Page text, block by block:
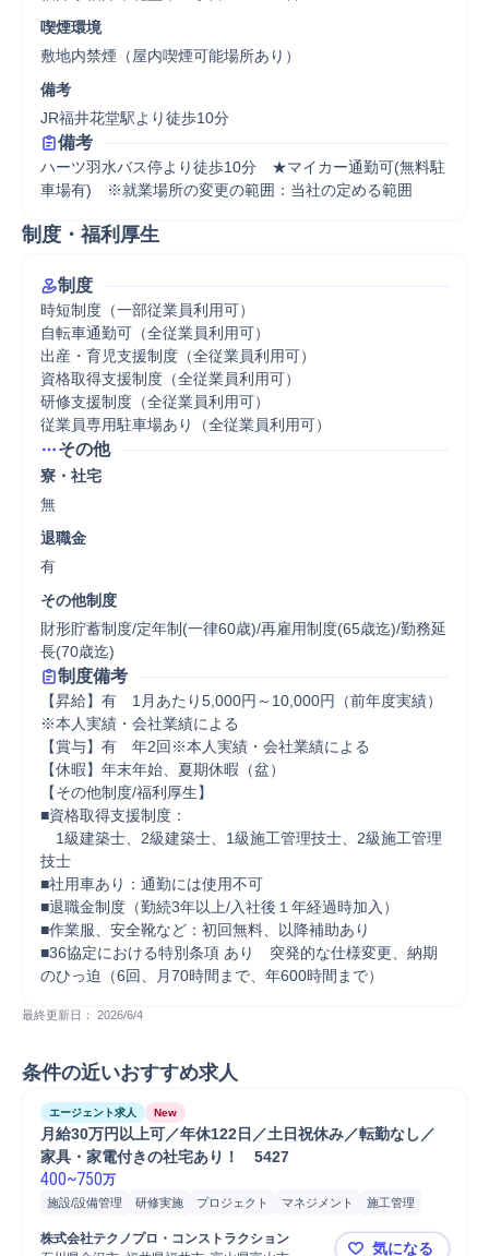
喫煙環境
敷地内禁煙（屋内喫煙可能場所あり）
備考
JR福井花堂駅より徒歩10分
備考
ハーツ羽水バス停より徒歩10分　★マイカー通勤可(無料駐
車場有)　※就業場所の変更の範囲：当社の定める範囲
制度・福利厚生
制度
時短制度（一部従業員利用可）
自転車通勤可（全従業員利用可）
出産・育児支援制度（全従業員利用可）
資格取得支援制度（全従業員利用可）
研修支援制度（全従業員利用可）
従業員専用駐車場あり（全従業員利用可）
その他
寮・社宅
無
退職金
有
その他制度
財形貯蓄制度/定年制(一律60歳)/再雇用制度(65歳迄)/勤務延
長(70歳迄)
制度備考
【昇給】有　1月あたり5,000円～10,000円（前年度実績）
※本人実績・会社業績による
【賞与】有　年2回※本人実績・会社業績による
【休暇】年末年始、夏期休暇（盆）
【その他制度/福利厚生】
■資格取得支援制度：
1級建築士、2級建築士、1級施工管理技士、2級施工管理
技士
■社用車あり：通勤には使用不可
■退職金制度（勤続3年以上/入社後１年経過時加入）
■作業服、安全靴など：初回無料、以降補助あり
■36協定における特別条項 あり　突発的な仕様変更、納期
のひっ迫（6回、月70時間まで、年600時間まで）
最終更新日： 2026/6/4
条件の近いおすすめ求人
エージェント求人 New
月給30万円以上可／年休122日／土日祝休み／転勤なし／
家具・家電付きの社宅あり！　5427
400~750万
施設/設備管理 研修実施 プロジェクト マネジメント 施工管理
株式会社テクノプロ・コンストラクション
気になる